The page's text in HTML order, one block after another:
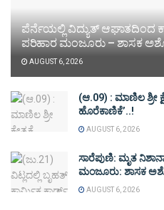
ಪೆರ್ನೆಯಲ್ಲಿ ವಿದ್ಯುತ್ ಆಘಾತದಿಂದ
ಪರಿಹಾರ ಮಂಜೂರು – ಶಾಸಕ
AUGUST 6, 2026
(ಆ.09) : ಮಾಣಿಲ ಶ್ರೀ
ಹೊರೆಕಾಣಿಕೆ’..!
AUGUST 6, 2026
ಸಾರೆಪುಣಿ: ಮೃತ
ಮಂಜೂರು: ಶಾಸಕ
AUGUST 6, 2026